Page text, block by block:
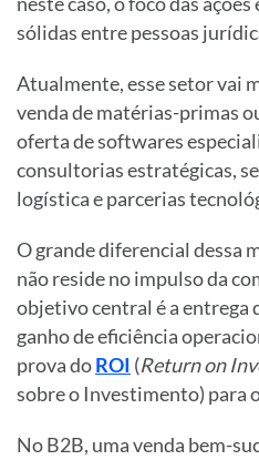
sólidas entre pessoas
Atualmente, esse setor vai
venda de matérias-primas
oferta de softwares
consultorias estratégicas,
logística e parcerias
O grande diferencial dessa
não reside no impulso da
objetivo central é a entrega
ganho de eficiência
prova doROI (Return on
sobre o Investimento) para
No B2B, uma venda bem-